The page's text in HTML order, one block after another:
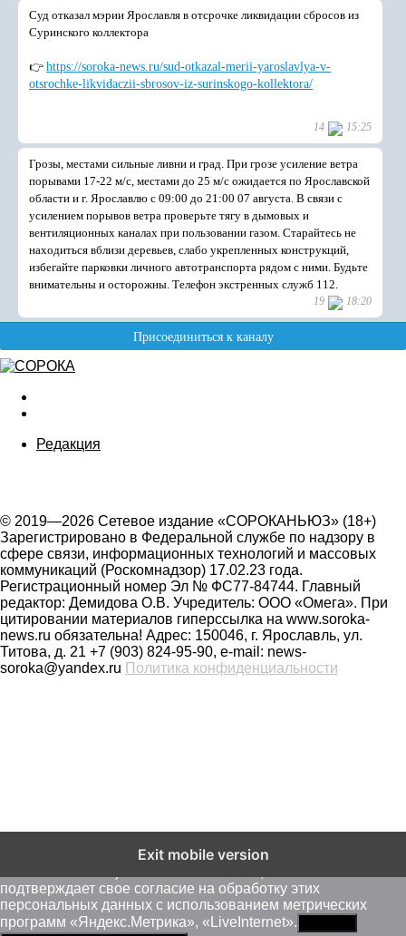
Редакция
© 2019—2026 Сетевое издание «СОРОКАНЬЮЗ» (18+)
Зарегистрировано в Федеральной службе по надзору в
сфере связи, информационных технологий и массовых
коммуникаций (Роскомнадзор) 17.02.23 года.
Регистрационный номер Эл № ФС77-84744. Главный
редактор: Демидова О.В. Учредитель: ООО «Омега». При
цитировании материалов гиперссылка на www.soroka-
news.ru обязательна! Адрес: 150046, г. Ярославль, ул.
Титова, д. 21 +7 (903) 824-95-90, e-mail: news-
soroka@yandex.ru Политика конфиденциальности
Exit mobile version
пользователей (cookie, данные об IP - адресе и
подтверждает свое согласие на обработку этих
персональных данных c использованием метрических
программ «Яндекс.Метрика», «LiveInternet».